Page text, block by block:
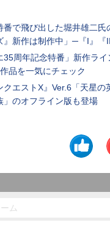
番で飛び出した堀井雄二
』新作は制作中」─『I』
35周年記念特番」新作ラ
品を一気にチェック
クエストX』Ver.6「天星
」のオフライン版も登場